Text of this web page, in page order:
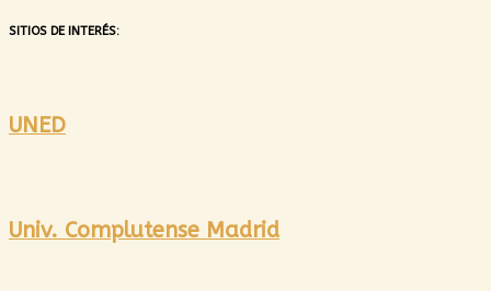
SITIOS DE INTERÉS:
UNED
Univ. Complutense Madrid